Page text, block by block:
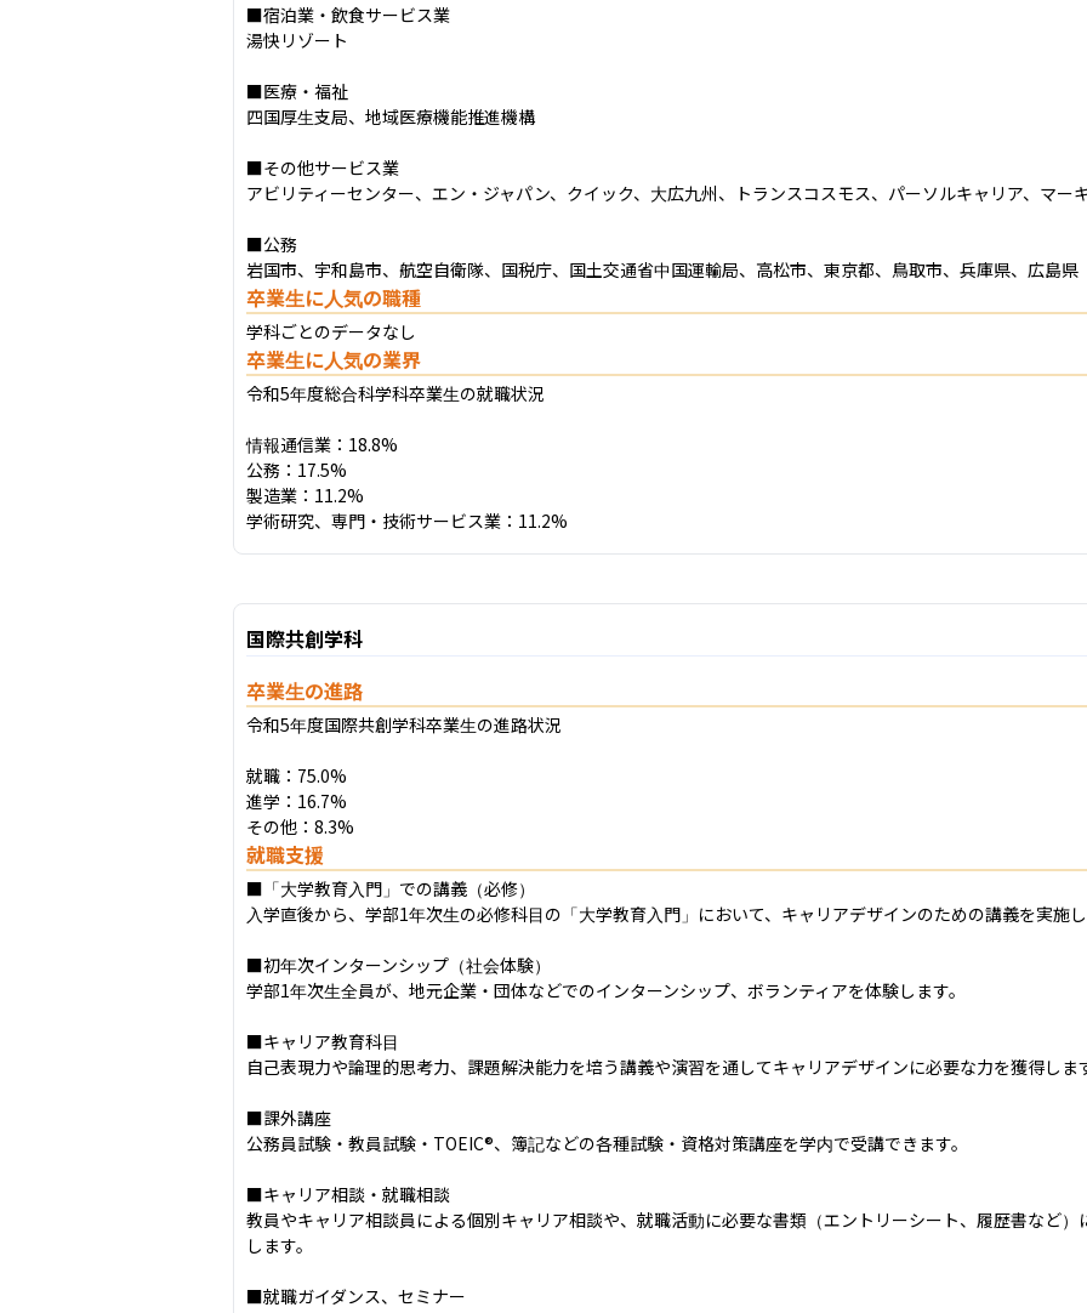
■宿泊業・飲食サービス業
湯快リゾート
■医療・福祉
四国厚生支局、地域医療機能推進機構
■その他サービス業
アビリティーセンター、エン・ジャパン、クイック、大広九州、トランスコスモス、パーソルキャリア、マー
■公務
岩国市、宇和島市、航空自衛隊、国税庁、国土交通省中国運輸局、高松市、東京都、鳥取市、兵庫県、広島県
卒業生に人気の職種
学科ごとのデータなし
卒業生に人気の業界
令和5年度総合科学科卒業生の就職状況
情報通信業：18.8%
公務：17.5%
製造業：11.2%
学術研究、専門・技術サービス業：11.2%
国際共創学科
卒業生の進路
令和5年度国際共創学科卒業生の進路状況
就職：75.0%
進学：16.7%
その他：8.3%
就職支援
■「大学教育入門」での講義（必修）
入学直後から、学部1年次生の必修科目の「大学教育入門」において、キャリアデザインのための講義を実施
■初年次インターンシップ（社会体験）
学部1年次生全員が、地元企業・団体などでのインターンシップ、ボランティアを体験します。
■キャリア教育科目
自己表現力や論理的思考力、課題解決能力を培う講義や演習を通してキャリアデザインに必要な力を獲得しま
■課外講座
公務員試験・教員試験・TOEIC®、簿記などの各種試験・資格対策講座を学内で受講できます。
■キャリア相談・就職相談
教員やキャリア相談員による個別キャリア相談や、就職活動に必要な書類（エントリーシート、履歴書など
します。
■就職ガイダンス、セミナー